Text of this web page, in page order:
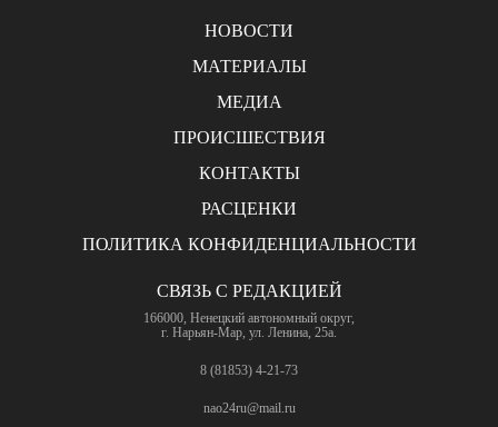
НОВОСТИ
МАТЕРИАЛЫ
МЕДИА
ПРОИСШЕСТВИЯ
КОНТАКТЫ
РАСЦЕНКИ
ПОЛИТИКА КОНФИДЕНЦИАЛЬНОСТИ
СВЯЗЬ С РЕДАКЦИЕЙ
166000, Ненецкий автономный округ,
г. Нарьян-Мар, ул. Ленина, 25а.
8 (81853) 4-21-73
nao24ru@mail.ru